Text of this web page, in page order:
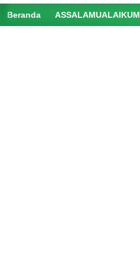
Beranda ASSALAMUALAIKUM